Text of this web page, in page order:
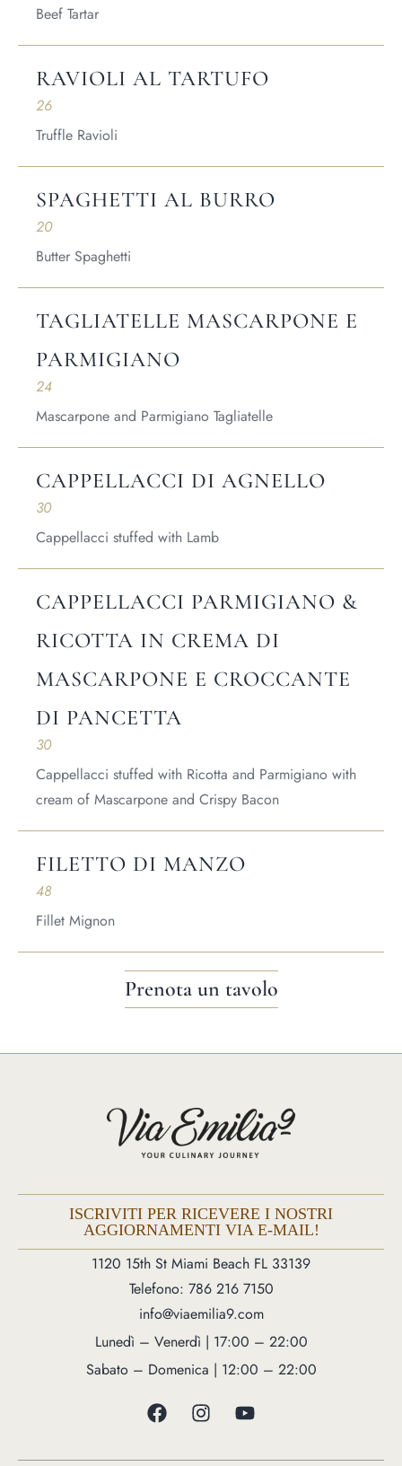
Beef Tartar
RAVIOLI AL TARTUFO
26
Truffle Ravioli
SPAGHETTI AL BURRO
20
Butter Spaghetti
TAGLIATELLE MASCARPONE E
PARMIGIANO
24
Mascarpone and Parmigiano Tagliatelle
CAPPELLACCI DI AGNELLO
30
Cappellacci stuffed with Lamb
CAPPELLACCI PARMIGIANO &
RICOTTA IN CREMA DI
MASCARPONE E CROCCANTE
DI PANCETTA
30
Cappellacci stuffed with Ricotta and Parmigiano with
cream of Mascarpone and Crispy Bacon
FILETTO DI MANZO
48
Fillet Mignon
Prenota un tavolo
ISCRIVITI PER RICEVERE I NOSTRI
AGGIORNAMENTI VIA E-MAIL!
1120 15th St Miami Beach FL 33139
Telefono: 786 216 7150
info@viaemilia9.com
Lunedì – Venerdì | 17:00 – 22:00
Sabato – Domenica | 12:00 – 22:00
Our Menus
Special Menu
Make a Reservation
Order Online
1120 15th St Miami Beach FL 33139
Sabato – Domenica | 12:00 – 23:00